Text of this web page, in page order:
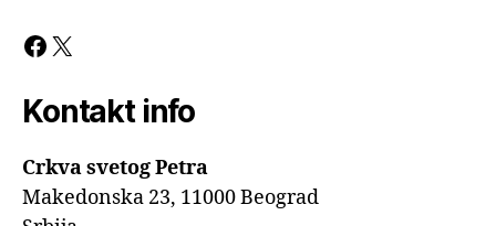
Facebook
X
Kontakt info
Crkva svetog Petra
Makedonska 23, 11000 Beograd